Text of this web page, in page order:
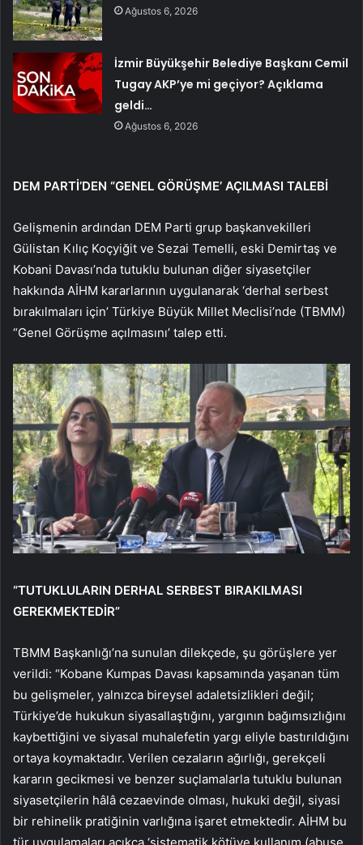
Ağustos 6, 2026
İzmir Büyükşehir Belediye Başkanı Cemil
Tugay AKP’ye mi geçiyor? Açıklama
geldi…
Ağustos 6, 2026
DEM PARTİ’DEN “GENEL GÖRÜŞME’ AÇILMASI TALEBİ
Gelişmenin ardından DEM Parti grup başkanvekilleri
Gülistan Kılıç Koçyiğit ve Sezai Temelli, eski Demirtaş ve
Kobani Davası’nda tutuklu bulunan diğer siyasetçiler
hakkında AİHM kararlarının uygulanarak ‘derhal serbest
bırakılmaları için’ Türkiye Büyük Millet Meclisi’nde (TBMM)
“Genel Görüşme açılmasını’ talep etti.
“TUTUKLULARIN DERHAL SERBEST BIRAKILMASI
GEREKMEKTEDİR”
TBMM Başkanlığı’na sunulan dilekçede, şu görüşlere yer
verildi: “Kobane Kumpas Davası kapsamında yaşanan tüm
bu gelişmeler, yalnızca bireysel adaletsizlikleri değil;
Türkiye’de hukukun siyasallaştığını, yargının bağımsızlığını
kaybettiğini ve siyasal muhalefetin yargı eliyle bastırıldığını
ortaya koymaktadır. Verilen cezaların ağırlığı, gerekçeli
kararın gecikmesi ve benzer suçlamalarla tutuklu bulunan
siyasetçilerin hâlâ cezaevinde olması, hukuki değil, siyasi
bir rehinelik pratiğinin varlığına işaret etmektedir. AİHM bu